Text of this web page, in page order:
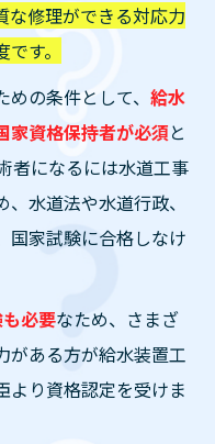
な修理ができる対応力
す。
めの条件として、給水
家資格保持者が必須と
者になるには水道工事
水道法や水道行政、
国家試験に合格しなけ
必要なため、さまざ
がある方が給水装置工
より資格認定を受けま